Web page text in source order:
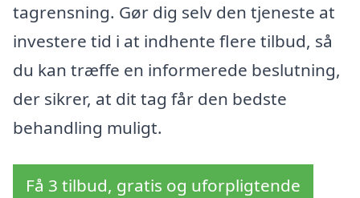
tagrensning. Gør dig selv den tjeneste at
investere tid i at indhente flere tilbud, så
du kan træffe en informerede beslutning,
der sikrer, at dit tag får den bedste
behandling muligt.
Få 3 tilbud, gratis og uforpligtende